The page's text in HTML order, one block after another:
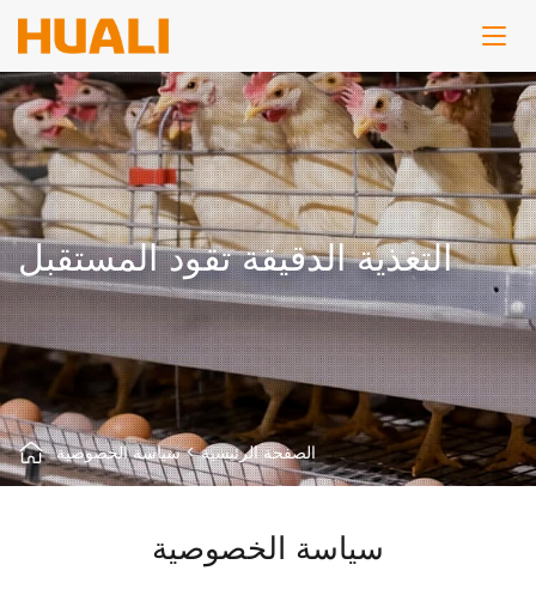
التغذية الدقيقة تقود المستقبل
الصفحة الرئيسية>سياسة الخصوصية
سياسة الخصوصية